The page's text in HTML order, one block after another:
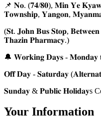
📌 𝐍𝐨. (𝟕𝟒/𝟖𝟎), 𝐌𝐢𝐧 𝐘𝐞
𝐓𝐨𝐰𝐧𝐬𝐡𝐢𝐩, 𝐘𝐚𝐧𝐠𝐨𝐧,
(𝐒𝐭. 𝐉𝐨𝐡𝐧 𝐁𝐮𝐬 𝐒𝐭𝐨𝐩,
𝐓𝐡𝐚𝐳𝐢𝐧 𝐏𝐡𝐚𝐫𝐦𝐚𝐜𝐲.)
🔔 𝐖𝐨𝐫𝐤𝐢𝐧𝐠 𝐃𝐚𝐲𝐬 - 𝐌𝐨𝐧𝐝𝐚𝐲
𝐎𝐟𝐟 𝐃𝐚𝐲 - 𝐒𝐚𝐭𝐮𝐫𝐝𝐚𝐲
𝐒𝐮𝐧𝐝𝐚𝐲 & 𝐏𝐮𝐛𝐥𝐢𝐜 𝐇𝐨𝐥𝐢𝐝𝐚𝐲s
Your Information